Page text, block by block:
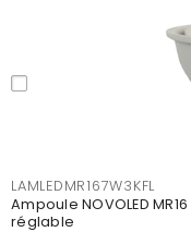
LAMLEDMR167W3KFL
Ampoule NOVOLED
réglable